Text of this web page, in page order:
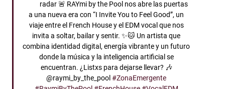
radar 🚨 RAYmi by the Pool nos abre las puertas
a una nueva era con “I Invite You to Feel Good”, un
viaje entre el French House y el EDM vocal que nos
invita a soltar, bailar y sentir. ✨🐱 Un artista que
combina identidad digital, energía vibrante y un futuro
donde la música y la inteligencia artificial se
encuentran. ¿Listxs para dejarse llevar? 🎶
@raymi_by_the_pool#ZonaEmergente